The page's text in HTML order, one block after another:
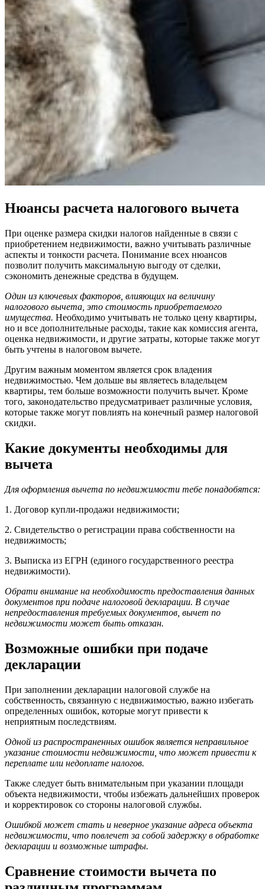
Нюансы расчета налогового вычета
При оценке размера скидки налогов найденные в связи с
приобретением недвижимости, важно учитывать различные
аспекты и тонкости расчета. Понимание всех нюансов
позволит получить максимальную выгоду от сделки,
сэкономить денежные средства в будущем.
Один из ключевых факторов, влияющих на величину
налогового вычета, это стоимость приобретаемого
имущества. Необходимо учитывать не только цену квартиры,
но и все дополнительные расходы, такие как комиссия агента,
оценка недвижимости, и другие затраты, которые также могут
быть учтены в налоговом вычете.
Другим важным моментом является срок владения
недвижимостью. Чем дольше вы являетесь владельцем
квартиры, тем больше возможности получить вычет. Кроме
того, законодательство предусматривает различные условия,
которые также могут повлиять на конечный размер налоговой
скидки.
Какие документы необходимы для
вычета
Для оформления вычета по недвижимости тебе понадобятся:
1. Договор купли-продажи недвижимости;
2. Свидетельство о регистрации права собственности на
недвижимость;
3. Выписка из ЕГРН (единого государственного реестра
недвижимости).
Обрати внимание на необходимость предоставления данных
документов при подаче налоговой декларации. В случае
непредоставления требуемых документов, вычет по
недвижимости может быть отказан.
Возможные ошибки при подаче
декларации
При заполнении декларации налоговой службе на
собственность, связанную с недвижимостью, важно избегать
определенных ошибок, которые могут привести к
неприятным последствиям.
Одной из распространенных ошибок является неправильное
указание стоимости недвижимости, что может привести к
переплате или недоплате налогов.
Также следует быть внимательным при указании площади
объекта недвижимости, чтобы избежать дальнейших проверок
и корректировок со стороны налоговой службы.
Ошибкой может стать и неверное указание адреса объекта
недвижимости, что повлечет за собой задержку в обработке
декларации и возможные штрафы.
Сравнение стоимости вычета по